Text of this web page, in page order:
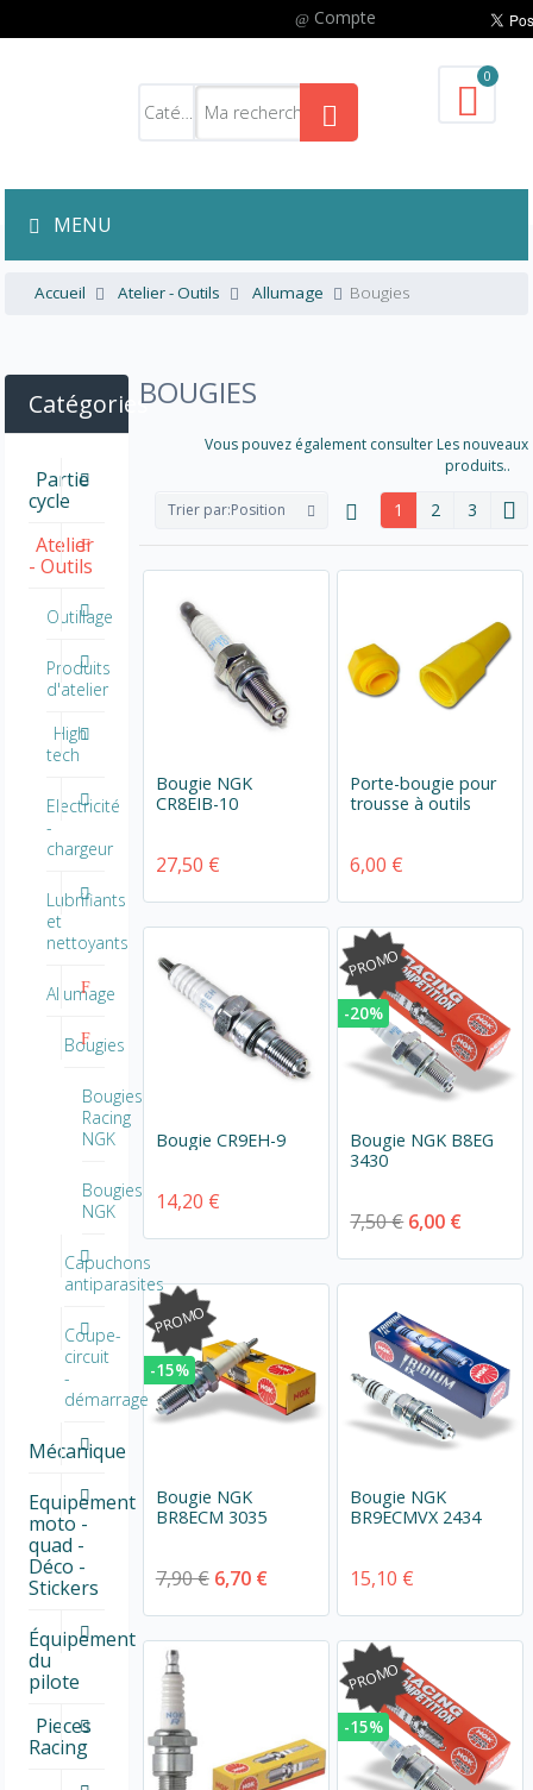
Compte
0
MENU
Accueil Atelier - Outils Allumage Bougies
BOUGIES
Vous pouvez également consulter Les nouveaux
produits..
Trier par:Position 1 2 3
Bougie NGK
CR8EIB-10
27,50 €
Porte-bougie pour
trousse à outils
6,00 €
Bougie CR9EH-9
14,20 €
PROMO
-20%
Bougie NGK B8EG
3430
7,50 € 6,00 €
PROMO
-15%
Bougie NGK
BR8ECM 3035
7,90 € 6,70 €
Bougie NGK
BR9ECMVX 2434
15,10 €
PROMO
-15%
Catégories
Partie
cycle
Atelier
- Outils
Outillage
Produits
d'atelier
High
tech
Electricité
-
chargeur
Lubrifiants
et
nettoyants
Allumage
Bougies
Bougies
Racing
NGK
Bougies
NGK
Capuchons
antiparasites
Coupe-
circuit
-
démarrage
Mécanique
Equipement
moto -
quad -
Déco -
Stickers
Équipement
du
pilote
Pieces
Racing